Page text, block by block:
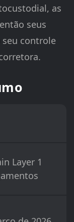
as
seus
controle
Layer 1